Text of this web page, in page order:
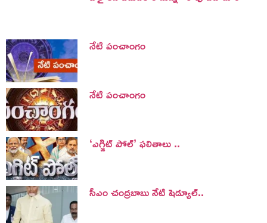
నేటి పంచాంగం
నేటి పంచాంగం
‘ఎగ్జిట్ పోల్’ ఫలితాలు ..
సీఎం చంద్రబాబు నేటి షెడ్యూల్..